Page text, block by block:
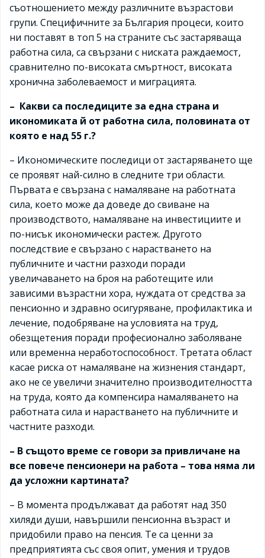
съотношението между различните възрастови
групи. Специфичните за България процеси, които
ни поставят в топ 5 на страните със застаряваща
работна сила, са свързани с ниската раждаемост,
сравнително по-високата смъртност, високата
хронична заболеваемост и миграцията.
– Какви са последиците за една страна и
икономиката й от работна сила, половината от
която е над 55 г.?
– Икономическите последици от застаряването ще
се проявят най-силно в следните три области.
Първата е свързана с намаляване на работната
сила, което може да доведе до свиване на
производството, намаляване на инвестициите и
по-нисък икономически растеж. Другото
последствие е свързано с нарастването на
публичните и частни разходи поради
увеличаването нa броя нa работещите или
зависими възрастни хора, нуждата от средства за
пенсионно и здравно осигуряване, профилактика и
лечение, подобряване на условията на труд,
обезщетения поради професионално заболяване
или временна неработоспособност. Третата област
касае риска от намаляване на жизнения стандарт,
ако не се увеличи значително производителността
на труда, която да компенсира намаляването на
работната сила и нарастването на публичните и
частните разходи.
– В същото време се говори за привличане на
все повече пенсионери на работа – това няма ли
да усложни картината?
– В момента продължават да работят над 350
хиляди души, навършили пенсионна възраст и
придобили право на пенсия. Те са ценни за
предприятията със своя опит, умения и трудов